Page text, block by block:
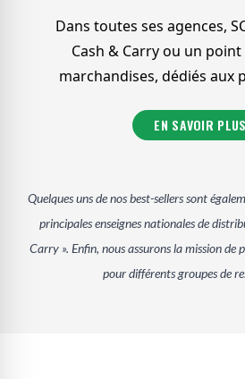
Dans toutes ses agences,
Cash & Carry ou un
marchandises, dédiés aux
EN SAVOIR PLUS
Quelques uns de nos best-sellers sont
principales enseignes nationales de
Carry ». Enfin, nous assurons la mission
pour différents groupes de